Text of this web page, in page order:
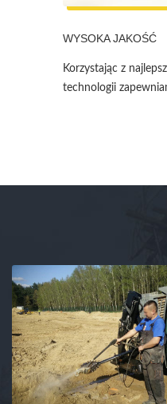
WYSOKA JAKOŚĆ
Korzystając z
technologii